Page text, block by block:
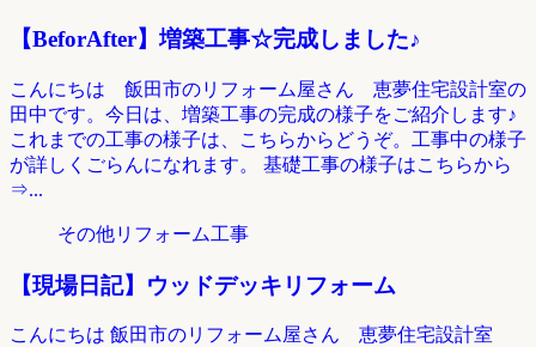
【BeforAfter】増築工事☆完成しました♪
こんにちは 飯田市のリフォーム屋さん 恵夢住宅設計室の
田中です。今日は、増築工事の完成の様子をご紹介します♪
これまでの工事の様子は、こちらからどうぞ。工事中の様子
が詳しくごらんになれます。 基礎工事の様子はこちらから
⇒...
その他リフォーム工事
【現場日記】ウッドデッキリフォーム
こんにちは 飯田市のリフォーム屋さん 恵夢住宅設計室